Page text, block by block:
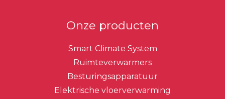
Onze producten
Smart Climate System
Ruimteverwarmers
Besturingsapparatuur
Elektrische vloerverwarming